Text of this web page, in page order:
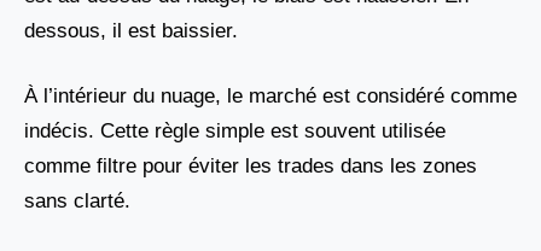
dessous, il est baissier.
À l’intérieur du nuage, le marché est considéré comme
indécis. Cette règle simple est souvent utilisée
comme filtre pour éviter les trades dans les zones
sans clarté.